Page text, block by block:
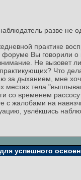
разве не
практике
Вы говорили
Не вызовет
Что
за дыханием, мне
местах тела
со временем
с жалобами на
увлёкшись
успешного